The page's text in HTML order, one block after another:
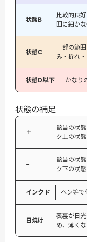
状態B
比較的良
囲に細か
状態C
一部の範
み・折れ
状態D以下 かなり
状態の補足
＋
該当の状
ク上の状
−
該当の状
ク下の状
インクド ペン等で
日焼け
表裏が日
め、薄くな